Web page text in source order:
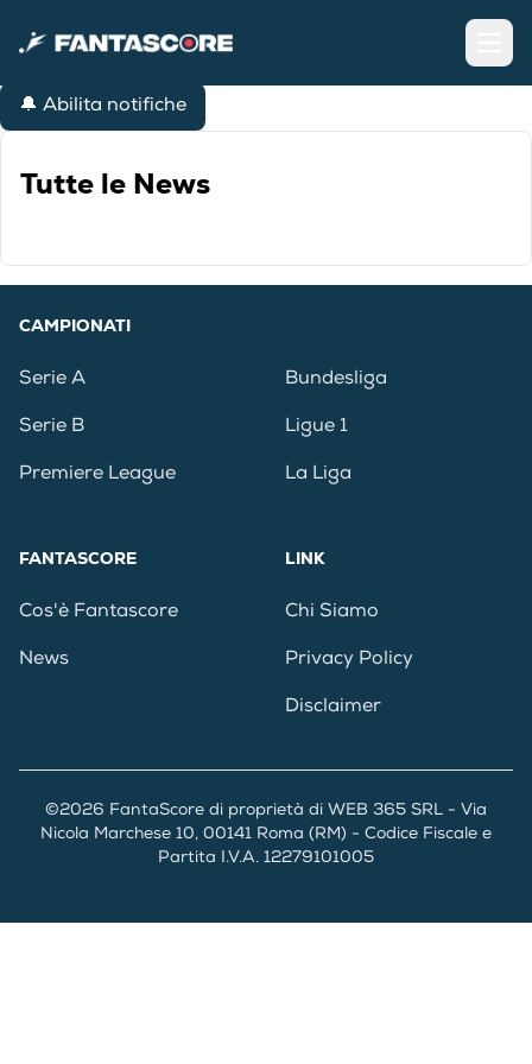
🔔 Abilita notifiche
Tutte le News
CAMPIONATI
Serie A
Serie B
Premiere League
Bundesliga
Ligue 1
La Liga
FANTASCORE
Cos'è Fantascore
News
LINK
Chi Siamo
Privacy Policy
Disclaimer
©2026 FantaScore di proprietà di WEB 365 SRL - Via
Nicola Marchese 10, 00141 Roma (RM) - Codice Fiscale e
Partita I.V.A. 12279101005